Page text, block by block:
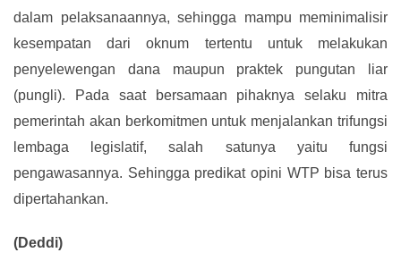
dalam pelaksanaannya, sehingga mampu meminimalisir
kesempatan dari oknum tertentu untuk melakukan
penyelewengan dana maupun praktek pungutan liar
(pungli). Pada saat bersamaan pihaknya selaku mitra
pemerintah akan berkomitmen untuk menjalankan trifungsi
lembaga legislatif, salah satunya yaitu fungsi
pengawasannya. Sehingga predikat opini WTP bisa terus
dipertahankan.
(Deddi)